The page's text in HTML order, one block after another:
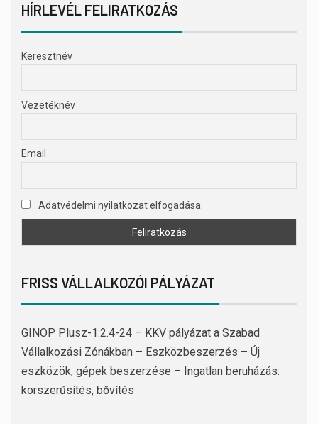
HÍRLEVÉL FELIRATKOZÁS
Keresztnév
Vezetéknév
Email
Adatvédelmi nyilatkozat elfogadása
FRISS VÁLLALKOZÓI PÁLYÁZAT
GINOP Plusz-1.2.4-24 – KKV pályázat a Szabad
Vállalkozási Zónákban – Eszközbeszerzés – Új
eszközök, gépek beszerzése – Ingatlan beruházás:
korszerűsítés, bővítés